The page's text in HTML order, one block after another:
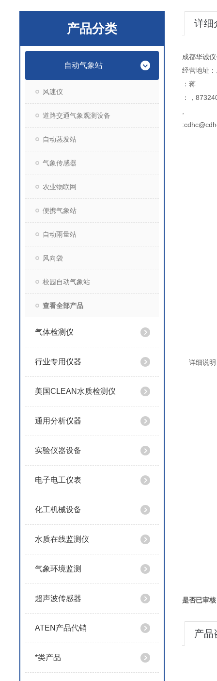
产品分类
自动气象站
风速仪
道路交通气象观测设备
自动蒸发站
气象传感器
农业物联网
便携气象站
自动雨量站
风向袋
校园自动气象站
查看全部产品
气体检测仪
行业专用仪器
美国CLEAN水质检测仪
通用分析仪器
实验仪器设备
电子电工仪表
化工机械设备
水质在线监测仪
气象环境监测
超声波传感器
ATEN产品代销
*类产品
详细
成都华诚
经营地址
：蒋
：，
详细说
是否已审
产品